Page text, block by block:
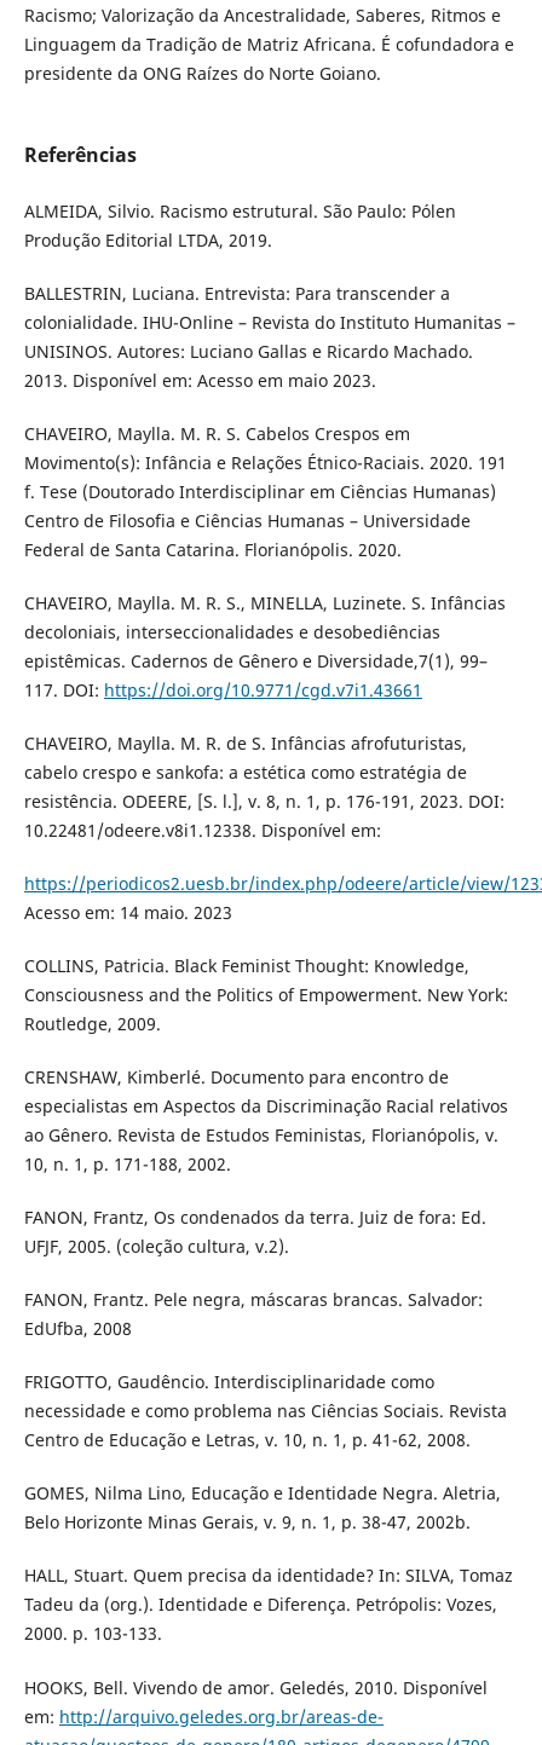
Racismo; Valorização da Ancestralidade, Saberes, Ritmos e
Linguagem da Tradição de Matriz Africana. É cofundadora e
presidente da ONG Raízes do Norte Goiano.
Referências
ALMEIDA, Silvio. Racismo estrutural. São Paulo: Pólen
Produção Editorial LTDA, 2019.
BALLESTRIN, Luciana. Entrevista: Para transcender a
colonialidade. IHU-Online – Revista do Instituto Humanitas –
UNISINOS. Autores: Luciano Gallas e Ricardo Machado.
2013. Disponível em: Acesso em maio 2023.
CHAVEIRO, Maylla. M. R. S. Cabelos Crespos em
Movimento(s): Infância e Relações Étnico-Raciais. 2020. 191
f. Tese (Doutorado Interdisciplinar em Ciências Humanas)
Centro de Filosofia e Ciências Humanas – Universidade
Federal de Santa Catarina. Florianópolis. 2020.
CHAVEIRO, Maylla. M. R. S., MINELLA, Luzinete. S. Infâncias
decoloniais, interseccionalidades e desobediências
epistêmicas. Cadernos de Gênero e Diversidade,7(1), 99–
117. DOI: https://doi.org/10.9771/cgd.v7i1.43661
CHAVEIRO, Maylla. M. R. de S. Infâncias afrofuturistas,
cabelo crespo e sankofa: a estética como estratégia de
resistência. ODEERE, [S. l.], v. 8, n. 1, p. 176-191, 2023. DOI:
10.22481/odeere.v8i1.12338. Disponível em:
https://periodicos2.uesb.br/index.php/odeere/article/view/
Acesso em: 14 maio. 2023
COLLINS, Patricia. Black Feminist Thought: Knowledge,
Consciousness and the Politics of Empowerment. New York:
Routledge, 2009.
CRENSHAW, Kimberlé. Documento para encontro de
especialistas em Aspectos da Discriminação Racial relativos
ao Gênero. Revista de Estudos Feministas, Florianópolis, v.
10, n. 1, p. 171-188, 2002.
FANON, Frantz, Os condenados da terra. Juiz de fora: Ed.
UFJF, 2005. (coleção cultura, v.2).
FANON, Frantz. Pele negra, máscaras brancas. Salvador:
EdUfba, 2008
FRIGOTTO, Gaudêncio. Interdisciplinaridade como
necessidade e como problema nas Ciências Sociais. Revista
Centro de Educação e Letras, v. 10, n. 1, p. 41-62, 2008.
GOMES, Nilma Lino, Educação e Identidade Negra. Aletria,
Belo Horizonte Minas Gerais, v. 9, n. 1, p. 38-47, 2002b.
HALL, Stuart. Quem precisa da identidade? In: SILVA, Tomaz
Tadeu da (org.). Identidade e Diferença. Petrópolis: Vozes,
2000. p. 103-133.
HOOKS, Bell. Vivendo de amor. Geledés, 2010. Disponível
em: http://arquivo.geledes.org.br/areas-de-